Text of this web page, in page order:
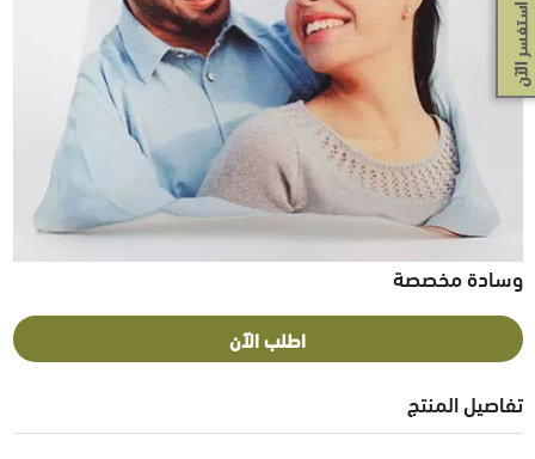
استفسر الآن
وسادة مخصصة
اطلب الآن
تفاصيل المنتج